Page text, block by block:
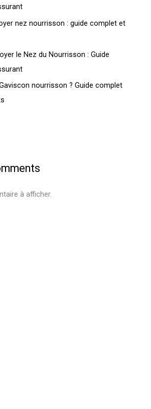
nez nourrisson : guide complet et
le Nez du Nourrisson : Guide
nourrisson ? Guide complet
à afficher.